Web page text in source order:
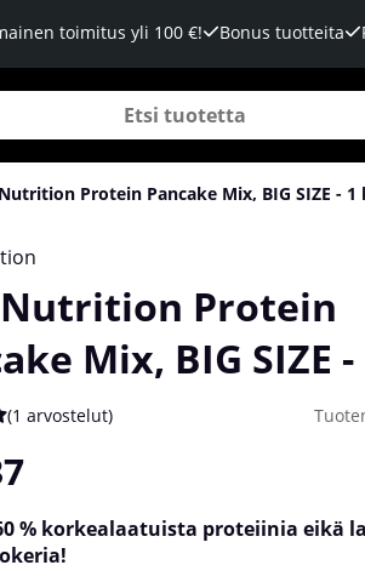
toimitus yli 100 €! Bonus tuotteita
Protein Pancake Mix, BIG SIZE - 1
Protein
Mix, BIG SIZE
5 / 5 Arvioiden määrä 1
(1 arvostelut)
% korkealaatuista proteiinia eikä